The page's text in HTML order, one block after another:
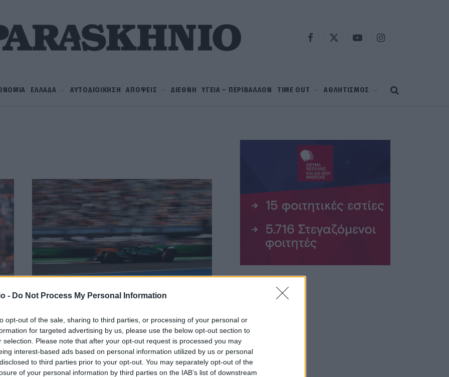
- Do Not Process My Personal Information
opt-out of the sale, sharing to third parties, or processing of your personal or
for targeted advertising by us, please use the below opt-out section to
selection. Please note that after your opt-out request is processed you may
interest-based ads based on personal information utilized by us or personal
to third parties prior to your opt-out. You may separately opt-out of the
of your personal information by third parties on the IAB’s list of downstream
Facebook
X
YouTubeInstagram
ΕΛΛΑΔΑ ΑΥΤΟΔΙΟΙΚΗΣΗ ΑΠΟΨΕΙΣ ΔΙΕΘΝΗ ΥΓΕΙΑ – ΠΕΡΙΒΑΛΛΟΝ TIME OUT ΑΘΛΗΤΙΣΜΟΣ
παραβίασης του ανώτατου ορίου κόστους
ΑΝΑΡΤΗΘΗΚΕ ΑΠΟΕΛΕΑΝΑ ΖΑΜΠΑΡΑ 28 ΟΚΤΩΒΡΊΟΥ 2025
Η Aston Martin διέπραξε μια «πολύ μικρή» διαδικαστική
παραβίαση των κανονισμών ανώτατου ορίου κόστους